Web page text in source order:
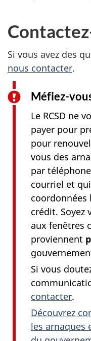
Si vous avez des
nous contacter.
Méfiez-
Le RCSD ne
payer pour
pour
vous des
par
courriel et
coordonnées
crédit. Soyez
aux fenêtres
proviennent
Si vous
contacter.
Découvrez
les arnaques